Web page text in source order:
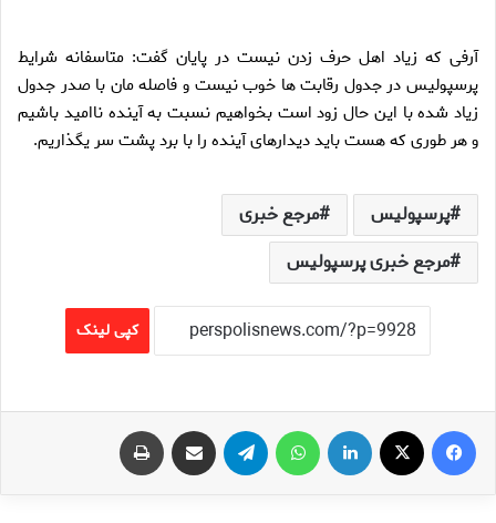
آرفی که زیاد اهل حرف زدن نیست در پایان گفت: متاسفانه شرایط
پرسپولیس در جدول رقابت ها خوب نیست و فاصله مان با صدر جدول
زیاد شده با این حال زود است بخواهیم نسبت به آینده ناامید باشیم
و هر طوری که هست باید دیدارهای آینده را با برد پشت سر یگذاریم.
پرسپولیس
مرجع خبری
مرجع خبری پرسپولیس
کپی لینک
فیس بوک لینکدین تلگرام اشتراک گذاری از طریق ایمیل